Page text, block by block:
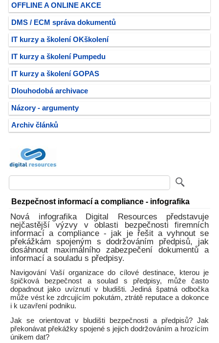
OFFLINE A ONLINE AKCE
DMS / ECM správa dokumentů
IT kurzy a školení OKškolení
IT kurzy a školení Pumpedu
IT kurzy a školení GOPAS
Dlouhodobá archivace
Názory - argumenty
Archiv článků
Bezpečnost informací a compliance - infografika
Nová infografika Digital Resources představuje
nejčastější výzvy v oblasti bezpečnosti firemních
informací a compliance - jak je řešit a vyhnout se
překážkám spojeným s dodržováním předpisů, jak
dosáhnout maximálního zabezpečení dokumentů a
informací a souladu s předpisy.
Navigování Vaší organizace do cílové destinace, kterou je
špičková bezpečnost a soulad s předpisy, může často
dopadnout jako uvíznutí v bludišti. Jediná špatná odbočka
může vést ke zdrcujícím pokutám, ztrátě reputace a dokonce
i k uzavření podniku.
Jak se orientovat v bludišti bezpečnosti a předpisů? Jak
překonávat překážky spojené s jejich dodržováním a hrozícím
únikem dat?